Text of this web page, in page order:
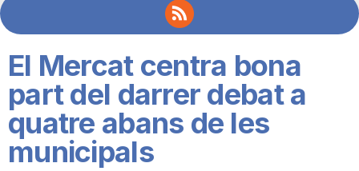
C
El Mercat centra bona
part del darrer debat a
quatre abans de les
municipals